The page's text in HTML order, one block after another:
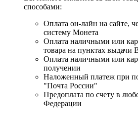
способами:
Оплата он-лайн на сайте,
систему Монета
Оплата наличными или
товара на пунктах выдачи
Оплата наличными или
получении
Наложенный платеж при
"Почта России"
Предоплата по счету в
Федерации